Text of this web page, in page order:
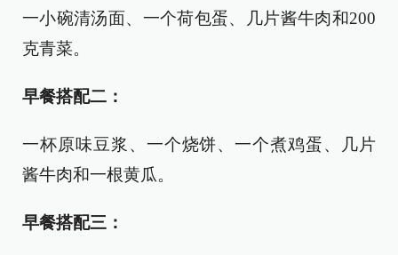
一小碗清汤面、一个荷包蛋、几片酱牛肉和200
克青菜。
早餐搭配二：
一杯原味豆浆、一个烧饼、一个煮鸡蛋、几片
酱牛肉和一根黄瓜。
早餐搭配三：